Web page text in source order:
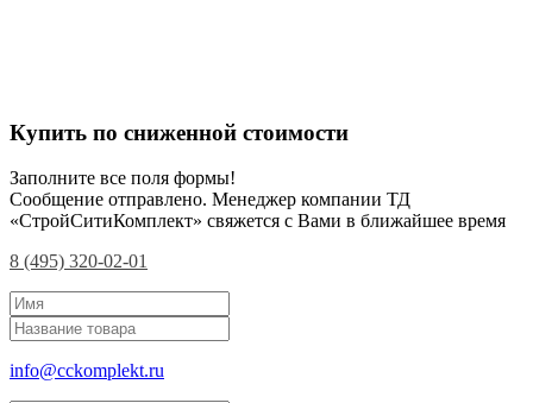
Купить по сниженной стоимости
Заполните все поля формы!
Сообщение отправлено. Менеджер компании ТД
«СтройСитиКомплект» свяжется с Вами в ближайшее время
8 (495) 320-02-01
info@cckomplekt.ru